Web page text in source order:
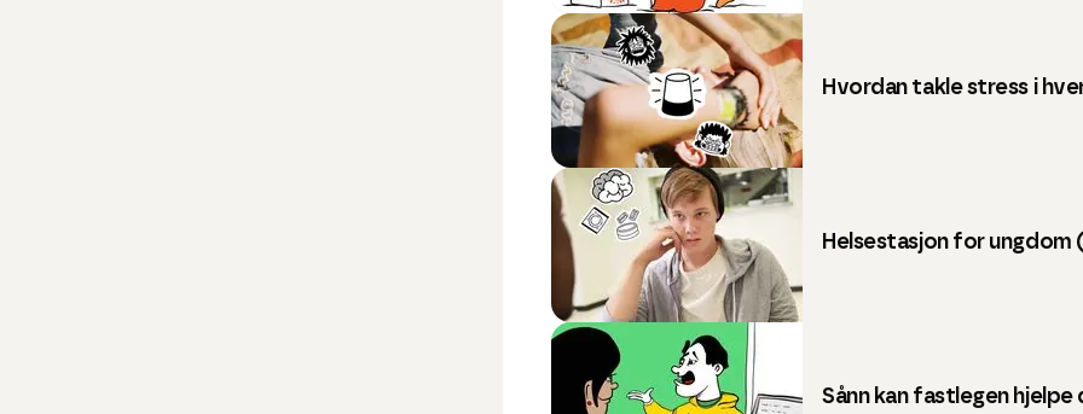
Hvordan takle stress i
Helsestasjon for ungdom
Sånn kan fastlegen hjelpe